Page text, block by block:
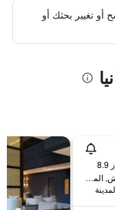
أو تغيير بحثك أو
شارع باب الجديد, مراكش, المغرب